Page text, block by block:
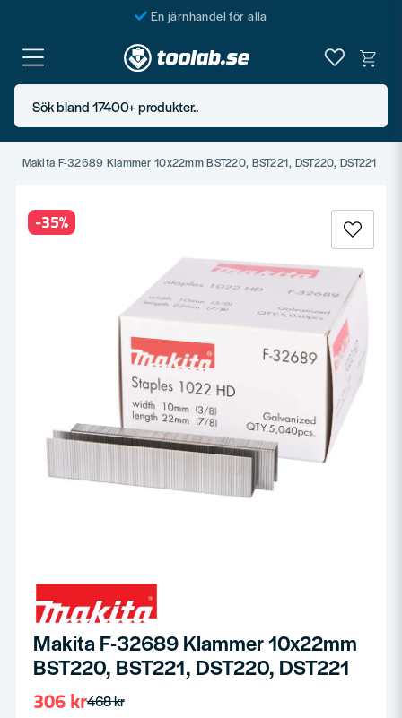
En järnhandel för alla
Butik i Göteborg
Sök bland 17400+ produkter..
Makita F-32689 Klammer 10x22mm BST220, BST221, DST220, DST221
-35%
Makita F-32689 Klammer 10x22mm
BST220, BST221, DST220, DST221
468 kr
306 kr